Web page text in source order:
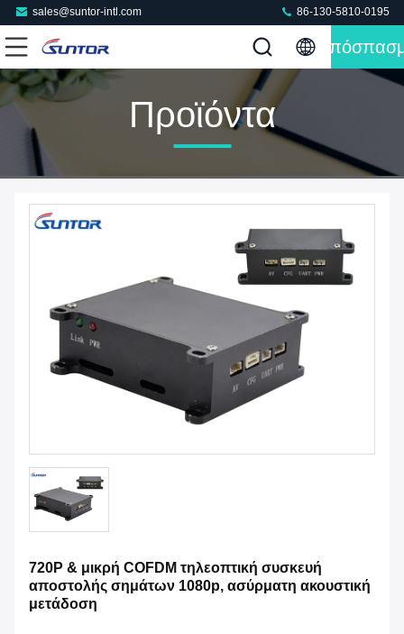
sales@suntor-intl.com 86-130-5810-0195
Προϊόντα
720P & μικρή COFDM τηλεοπτική συσκευή
αποστολής σημάτων 1080p, ασύρματη ακουστική
μετάδοση